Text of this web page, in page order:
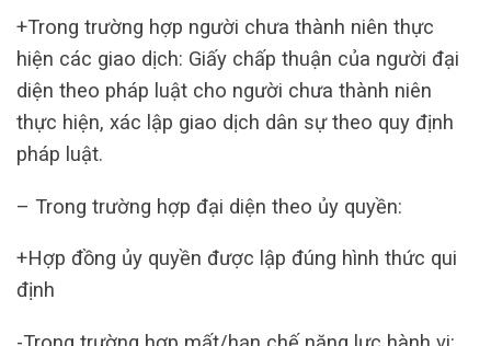
+Trong trường hợp người chưa thành niên thực
hiện các giao dịch: Giấy chấp thuận của người đại
diện theo pháp luật cho người chưa thành niên
thực hiện, xác lập giao dịch dân sự theo quy định
pháp luật.
– Trong trường hợp đại diện theo ủy quyền:
+Hợp đồng ủy quyền được lập đúng hình thức qui
định